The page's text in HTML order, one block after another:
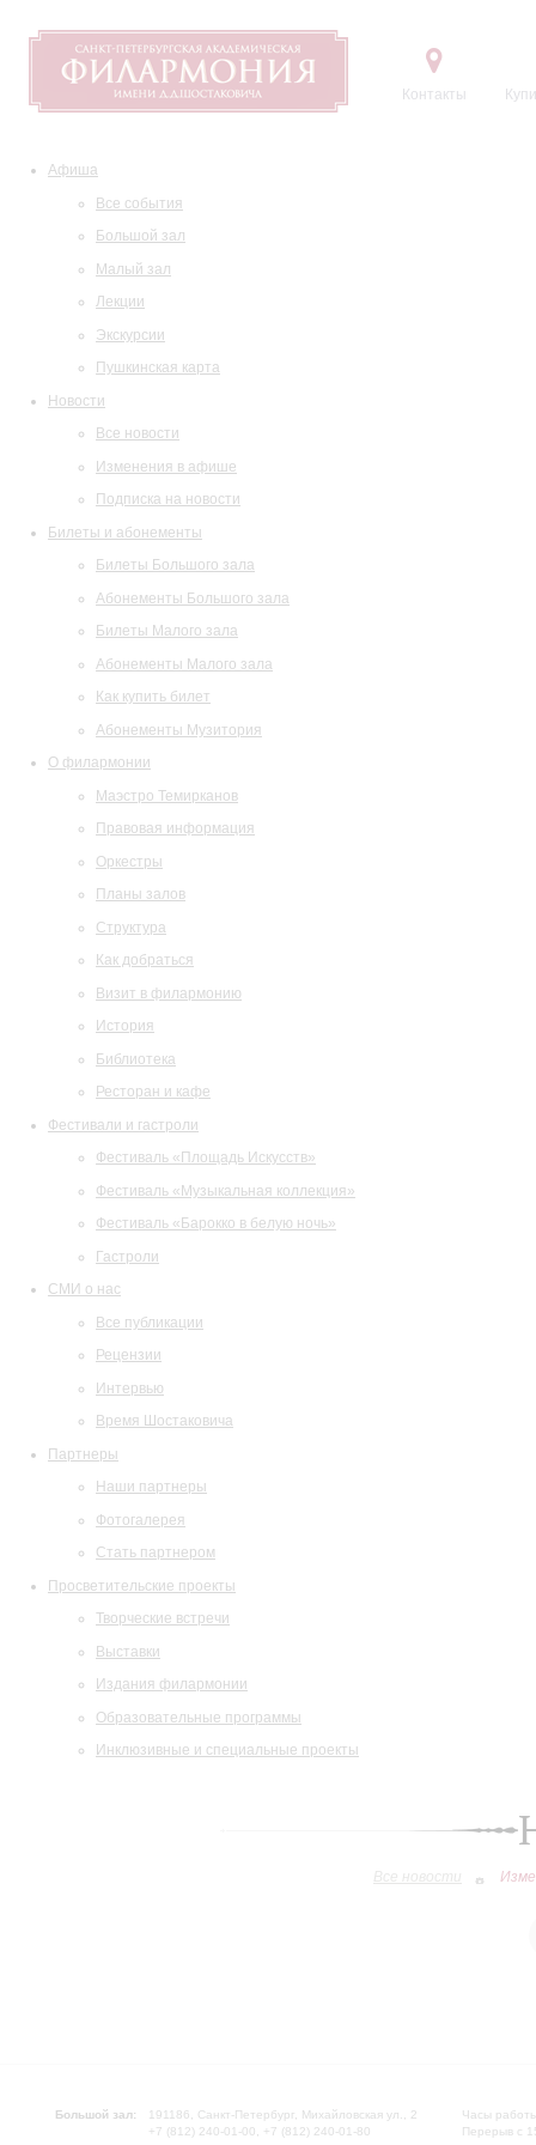
Контакты
Афиша
Все события
Большой зал
Малый зал
Лекции
Экскурсии
Пушкинская карта
Новости
Все новости
Изменения в афише
Подписка на новости
Билеты и абонементы
Билеты Большого зала
Абонементы Большого зала
Билеты Малого зала
Абонементы Малого зала
Как купить билет
Абонементы Музитория
О филармонии
Маэстро Темирканов
Правовая информация
Оркестры
Планы залов
Структура
Как добраться
Визит в филармонию
История
Библиотека
Ресторан и кафе
Фестивали и гастроли
Фестиваль «Площадь Искусств»
Фестиваль «Музыкальная коллекция»
Фестиваль «Барокко в белую ночь»
Гастроли
СМИ о нас
Все публикации
Рецензии
Интервью
Время Шостаковича
Партнеры
Наши партнеры
Фотогалерея
Стать партнером
Просветительские проекты
Творческие встречи
Выставки
Издания филармонии
Образовательные программы
Инклюзивные и специальные проекты
Все новости
Большой зал:
191186, Санкт-Петербург, Михайловская ул., 2
+7 (812) 240-01-00, +7 (812) 240-01-80
Часы
Перерыв с